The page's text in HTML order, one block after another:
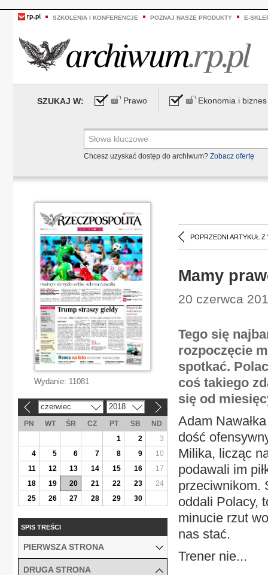
SZKOLENIA I KONFERENCJE POZNAJ NASZE PRODUKTY E-
SZUKAJ W: Prawo Ekonomia i biznes
Chcesz uzyskać dostęp do archiwum? Zobacz ofertę
POPRZEDNI ARTYKUŁ Z
Mamy
20 czerwca
Tego się
rozpoczęcie
spotkać.
coś takiego
się od
Adam
dość
Milika, licząc
podawali im
przeciwnikom.
oddali Polacy,
minucie rzut
nas stać.
Trener nie...
Wydanie: 11081
czerwiec 2018
PN WT ŚR CZ PT SB
ND
1
2
3
4
5 6 7 8 9
10
11
12 13 14 15 16
17
18
19 20 21 22 23
24
25
26 27 28 29 30
SPIS TREŚCI
PIERWSZA STRONA
DRUGA STRONA